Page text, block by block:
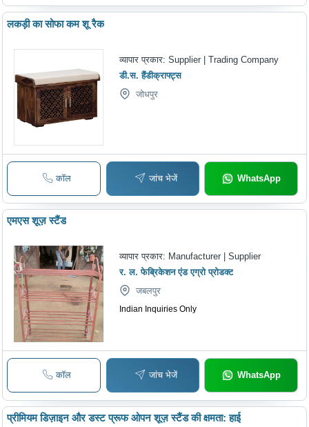
लकड़ी का सोफा कम शू रैक
व्यापार प्रकार:Supplier | Trading Company
डी.स. हैंडीक्राफ्ट्स
जोधपुर
कॉल जांच भेजें WhatsApp
एमएस शूज़ स्टैंड
व्यापार प्रकार: Manufacturer | Supplier
र. ल. फेब्रिकेशन एंड एग्रो प्रोडक्ट
जबलपुर
Indian Inquiries Only
कॉल जांच भेजें WhatsApp
प्रीमियम डिज़ाइन और डस्ट प्रूफ ओपन शूज़ स्टैंड की क्षमता: हाई